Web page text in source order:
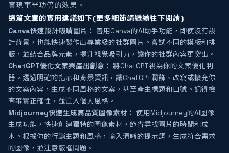
實現事半功倍的效果。
這篇文章的實用建議如下(更多細節請繼續往下閱讀)
Canva快速設計吸睛圖片： 善用Canva的AI助手功能，即使沒有設
計背景，也能快速製作出專業級的社群圖片。嘗試不同的模板和排
版，並結合品牌元素，提升視覺吸引力，讓你的社群內容更突出。
ChatGPT優化文案與產出創意： 將ChatGPT視為你的文案優化利
器。透過明確的指示和背景資訊，讓ChatGPT潤飾、改寫或擴充你
的文案內容，生成不同風格的文案，甚至產生標題和口號。記得檢
查事實正確性，並注入個人風格。
Midjourney快速生成高品質圖像素材： 使用Midjourney的AI圖像
生成功能，快速創建獨特的圖像素材，節省尋找圖片的時間和成
本。根據你的行銷主題和風格，輸入清晰的提示詞，生成符合需求
的圖像，並注意版權問題。